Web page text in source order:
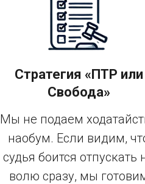
Стратегия «ПТР или
Свобода»
Мы не подаем
наобум. Если видим,
судья боится отпускать
волю сразу, мы